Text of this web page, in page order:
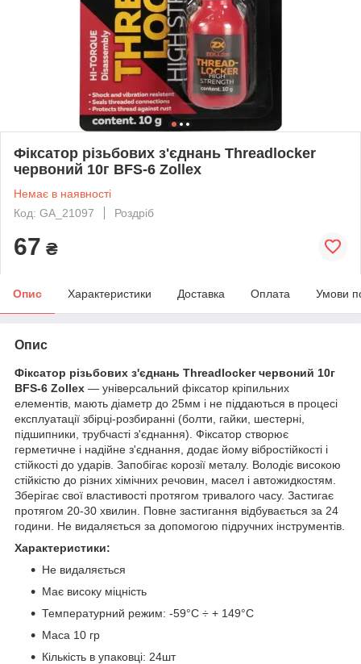
Фіксатор різьбових з'єднань Threadlocker
червоний 10г BFS-6 Zollex
Немає в наявності
Код: GA_21097
Роздріб
67 ₴
Опис Характеристики Доставка Оплата Умови
Опис
Фіксатор різьбових з'єднань Threadlocker червоний 10г
BFS-6 Zollex — універсальний фіксатор кріпильних
елементів, мають діаметр до 25мм і не піддаються в процесі
експлуатації збірці-розбиранні (болти, гайки, шестерні,
підшипники, трубчасті з'єднання). Фіксатор створює
герметичне і надійне з'єднання, додає йому вібростійкості і
стійкості до ударів. Запобігає корозії металу. Володіє високою
стійкістю до різних хімічних речовин, масел і автожидкостям.
Зберігає свої властивості протягом тривалого часу. Застигає
протягом 20-30 хвилин. Повне застигання відбувається за 24
години. Не видаляється за допомогою підручних інструментів.
Характеристики:
Не видаляється
Має високу міцність
Температурний режим: -59°C ÷ + 149°C
Маса 10 гр
Кількість в упаковці: 24шт